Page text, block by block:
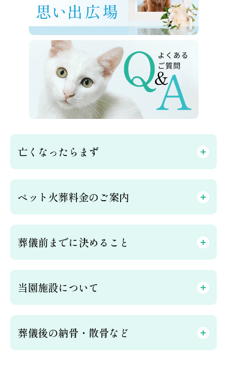
亡くなったらまず
ペット火葬料金のご案内
葬儀前までに決めること
当園施設について
葬儀後の納骨・散骨など